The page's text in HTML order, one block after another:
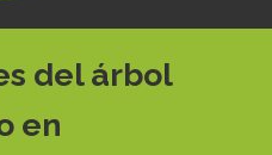
del árbol
en